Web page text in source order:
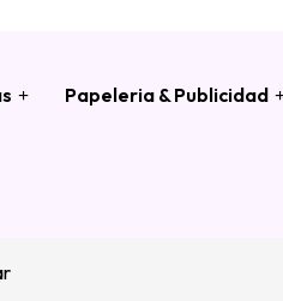
Papeleria & Publicidad